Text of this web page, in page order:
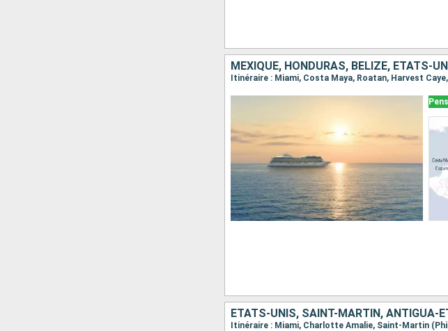
ÉTATS-UNIS, SAINT-MARTIN, ANTIGUA-
Itinéraire : Miami, Charlotte Amalie, Saint-Martin